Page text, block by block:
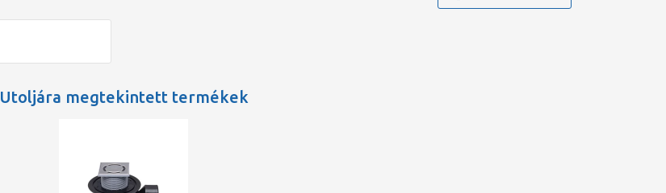
Utoljára megtekintett termékek